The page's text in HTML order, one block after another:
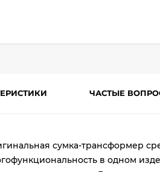
ЧАСТЫЕ
сумка-трансформер
в одном